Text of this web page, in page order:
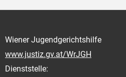
Wiener Jugendgerichtshilfe
www.justiz.gv.at/WrJGH
Dienststelle: